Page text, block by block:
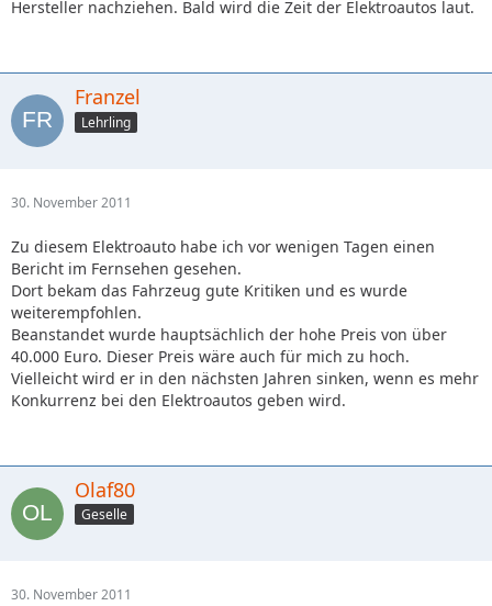
Hersteller nachziehen. Bald wird die Zeit der Elektroautos laut.
Franzel
Lehrling
30. November 2011
Zu diesem Elektroauto habe ich vor wenigen Tagen einen
Bericht im Fernsehen gesehen.
Dort bekam das Fahrzeug gute Kritiken und es wurde
weiterempfohlen.
Beanstandet wurde hauptsächlich der hohe Preis von über
40.000 Euro. Dieser Preis wäre auch für mich zu hoch.
Vielleicht wird er in den nächsten Jahren sinken, wenn es mehr
Konkurrenz bei den Elektroautos geben wird.
Olaf80
Geselle
30. November 2011